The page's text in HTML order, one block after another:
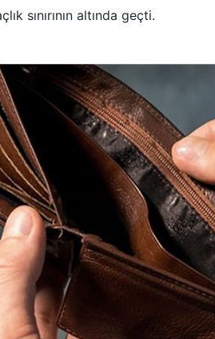
sınırının altında geçti.